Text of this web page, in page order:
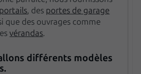
portails, des portes de garage
que des ouvrages comme
vérandas.
différents modèles